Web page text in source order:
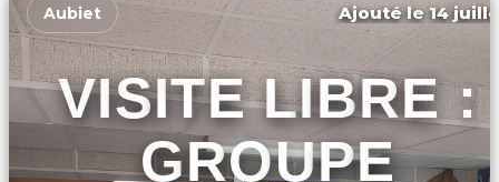
Aubiet Ajouté le 14
VISITE LIBRE :
GROUPE